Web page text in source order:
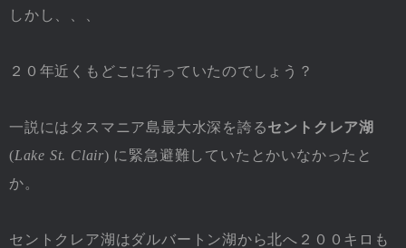
しかし、、、
２０年近くもどこに行っていたのでしょう？
一説にはタスマニア島最大水深を誇るセントクレア湖
(Lake St. Clair) に緊急避難していたとかいなかったと
か。
セントクレア湖はダルバートン湖から北へ２００キロも